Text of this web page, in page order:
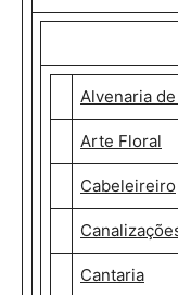
Alvenaria
Arte Floral
Cabeleireiro
Cantaria